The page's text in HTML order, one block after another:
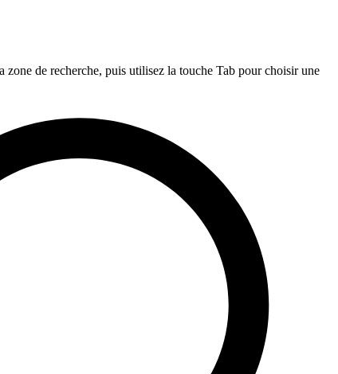
zone de recherche, puis utilisez la touche Tab pour choisir une